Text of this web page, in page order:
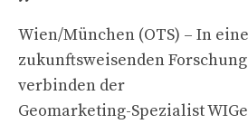
Wien/München (OTS) – In
zukunftsweisenden
verbinden der
Geomarketing-Spezialist